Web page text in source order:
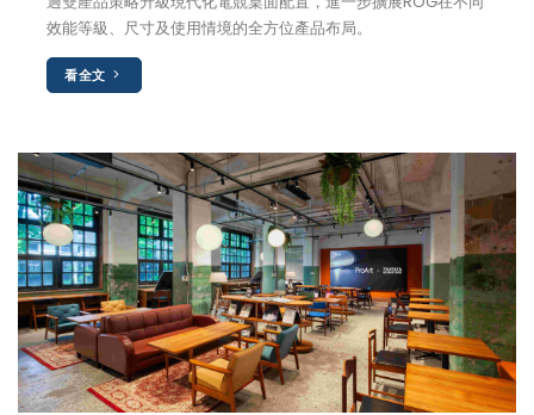
效能等級、尺寸及使用情境的全方位產品布局。
看全文